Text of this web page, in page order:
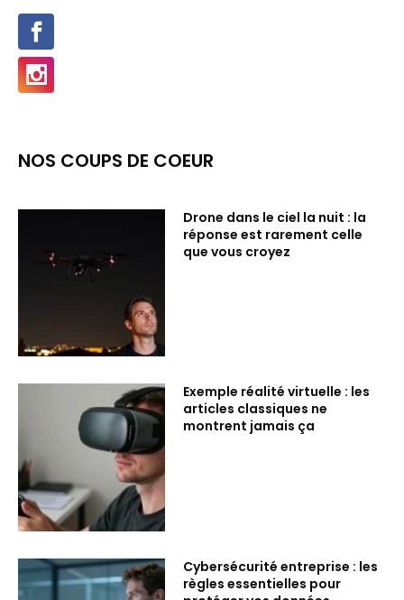
NOS COUPS DE COEUR
Drone dans le ciel la nuit : la
réponse est rarement celle
que vous croyez
Exemple réalité virtuelle : les
articles classiques ne
montrent jamais ça
Cybersécurité entreprise : les
règles essentielles pour